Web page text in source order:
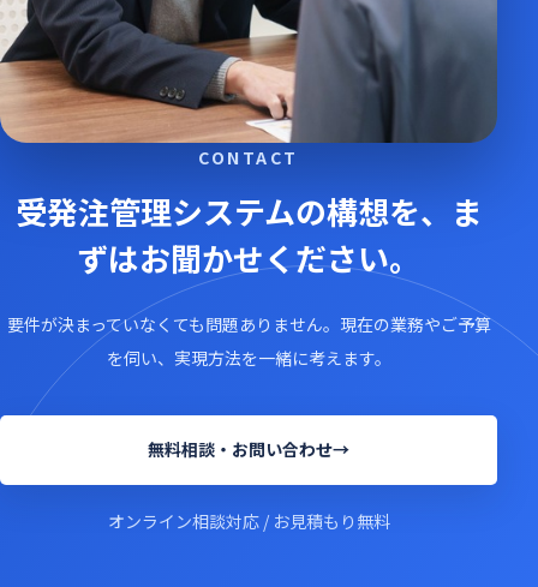
CONTACT
受発注管理システムの構想を、 ま
ずはお聞かせください。
要件が決まっていなくても問題ありません。 現在の業務やご予算
を伺い、実現方法を一緒に考えます。
無料相談・お問い合わせ→
オンライン相談対応 / お見積もり無料